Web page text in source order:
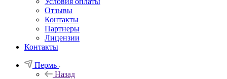
Отзывы
Контакты
Партнеры
Лицензии
Контакты
Пермь
Назад